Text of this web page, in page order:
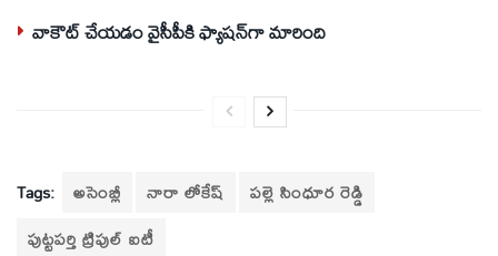
వాకౌట్ చేయడం వైసీపీకి ఫ్యాషన్‌గా మారింది
Tags: అసెంబ్లీ నారా లోకేష్
పల్లె సింధూర రెడ్డి
పుట్టపర్తి ట్రిపుల్ ఐటీ